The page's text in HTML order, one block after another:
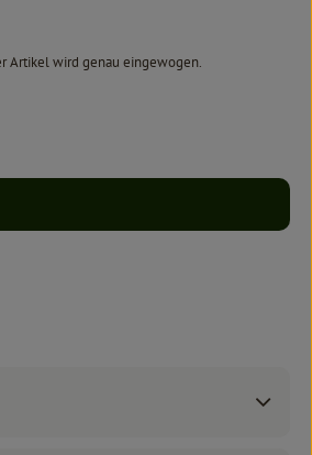
Artikel wird genau eingewogen.